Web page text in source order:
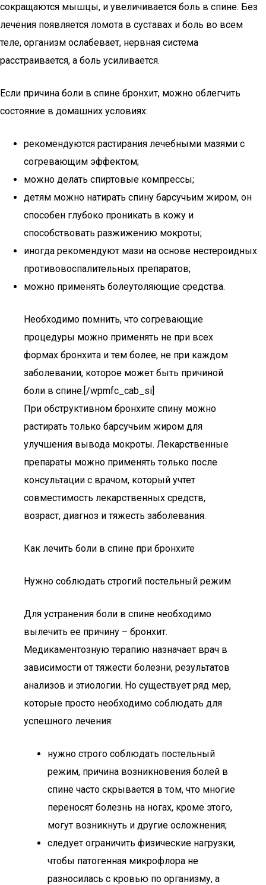
сокращаются мышцы, и увеличивается боль в спине. Без
лечения появляется ломота в суставах и боль во всем
теле, организм ослабевает, нервная система
расстраивается, а боль усиливается.
Если причина боли в спине бронхит, можно облегчить
состояние в домашних условиях:
рекомендуются растирания лечебными мазями с
согревающим эффектом;
можно делать спиртовые компрессы;
детям можно натирать спину барсучьим жиром, он
способен глубоко проникать в кожу и
способствовать разжижению мокроты;
иногда рекомендуют мази на основе нестероидных
противовоспалительных препаратов;
можно применять болеутоляющие средства.
Необходимо помнить, что согревающие
процедуры можно применять не при всех
формах бронхита и тем более, не при каждом
заболевании, которое может быть причиной
боли в спине.[/wpmfc_cab_si]
При обструктивном бронхите спину можно
растирать только барсучьим жиром для
улучшения вывода мокроты. Лекарственные
препараты можно применять только после
консультации с врачом, который учтет
совместимость лекарственных средств,
возраст, диагноз и тяжесть заболевания.
Как лечить боли в спине при бронхите
Нужно соблюдать строгий постельный режим
Для устранения боли в спине необходимо
вылечить ее причину – бронхит.
Медикаментозную терапию назначает врач в
зависимости от тяжести болезни, результатов
анализов и этиологии. Но существует ряд мер,
которые просто необходимо соблюдать для
успешного лечения:
нужно строго соблюдать постельный
режим, причина возникновения болей в
спине часто скрывается в том, что многие
переносят болезнь на ногах, кроме этого,
могут возникнуть и другие осложнения;
следует ограничить физические нагрузки,
чтобы патогенная микрофлора не
разносилась с кровью по организму, а